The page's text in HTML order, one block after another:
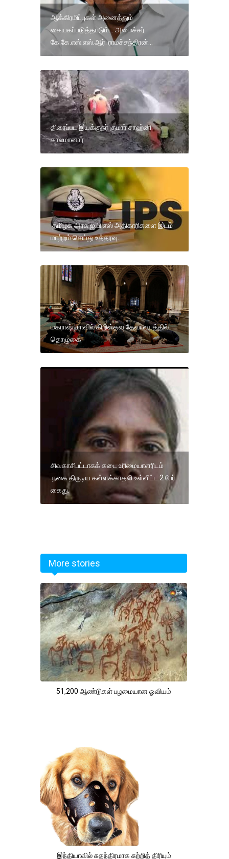
ஆக்கிரமிப்புகள் அனைத்தும்
கையகப்படுத்தபடும்... அமைச்சர்
கே.கே.எஸ்.எஸ்.ஆர். ராமச்சந்திரன்...
திரைப்பட இயக்குநர் குமார் சாஹ்னி
காலமானார்
தமிழக அரசு ஐ.பி.எஸ் அதிகாரிகளை இடம்
மாற்றம் செய்து உத்தரவு.
மகராஷ்டிராவில் கிறிஸ்தவ தேவாலயத்தில்
தொழுகை
சிவகாசிபட்டாசுக் கடை உரிமையாளரிடம்
நகை திருடிய கள்ளக்காதலி உள்ளிட்ட 2 பேர்
கைது.
More stories
51,200 ஆண்டுகள் பழமையான ஓவியம்
இந்தியாவில் சுதந்திரமாக சுற்றித் திரியும்